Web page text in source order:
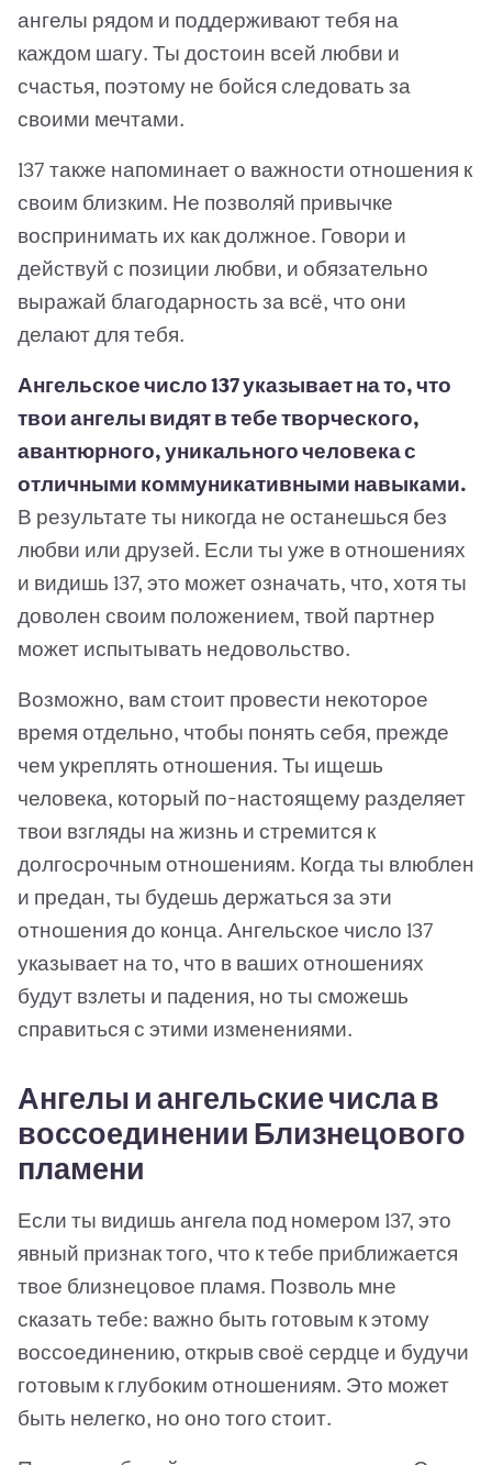
ангелы рядом и поддерживают тебя на
каждом шагу. Ты достоин всей любви и
счастья, поэтому не бойся следовать за
своими мечтами.
137 также напоминает о важности отношения к
своим близким. Не позволяй привычке
воспринимать их как должное. Говори и
действуй с позиции любви, и обязательно
выражай благодарность за всё, что они
делают для тебя.
Ангельское число 137 указывает на то, что
твои ангелы видят в тебе творческого,
авантюрного, уникального человека с
отличными коммуникативными навыками.
В результате ты никогда не останешься без
любви или друзей. Если ты уже в отношениях
и видишь 137, это может означать, что, хотя ты
доволен своим положением, твой партнер
может испытывать недовольство.
Возможно, вам стоит провести некоторое
время отдельно, чтобы понять себя, прежде
чем укреплять отношения. Ты ищешь
человека, который по-настоящему разделяет
твои взгляды на жизнь и стремится к
долгосрочным отношениям. Когда ты влюблен
и предан, ты будешь держаться за эти
отношения до конца. Ангельское число 137
указывает на то, что в ваших отношениях
будут взлеты и падения, но ты сможешь
справиться с этими изменениями.
Ангелы и ангельские числа в
воссоединении Близнецового
пламени
Если ты видишь ангела под номером 137, это
явный признак того, что к тебе приближается
твое близнецовое пламя. Позволь мне
сказать тебе: важно быть готовым к этому
воссоединению, открыв своё сердце и будучи
готовым к глубоким отношениям. Это может
быть нелегко, но оно того стоит.